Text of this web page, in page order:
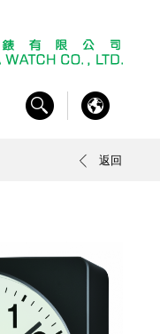
返回